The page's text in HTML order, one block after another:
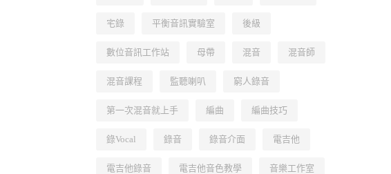
宅錄 平衡音訊實驗室 後級
數位音訊工作站 母帶 混音 混音師
混音課程 監聽喇叭 窮人錄音
第一次混音就上手 編曲 編曲技巧
錄Vocal 錄音 錄音介面 電吉他
電吉他錄音 電吉他音色教學 音樂工作室